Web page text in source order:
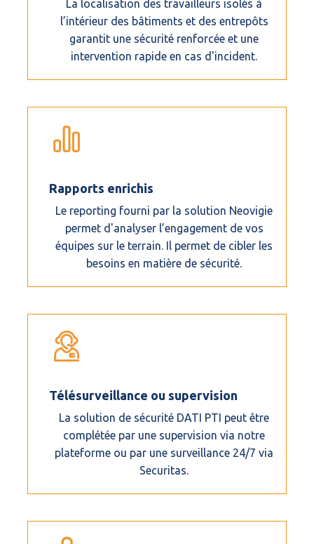
La localisation des travailleurs isolés à
l’intérieur des bâtiments et des entrepôts
garantit une sécurité renforcée et une
intervention rapide en cas d'incident.
Rapports enrichis
Le reporting fourni par la solution Neovigie
permet d'analyser l’engagement de vos
équipes sur le terrain. Il permet de cibler les
besoins en matière de sécurité.
Télésurveillance ou supervision
La solution de sécurité DATI PTI peut être
complétée par une supervision via notre
plateforme ou par une surveillance 24/7 via
Securitas.